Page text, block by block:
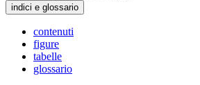
indici e glossario
contenuti
figure
tabelle
glossario